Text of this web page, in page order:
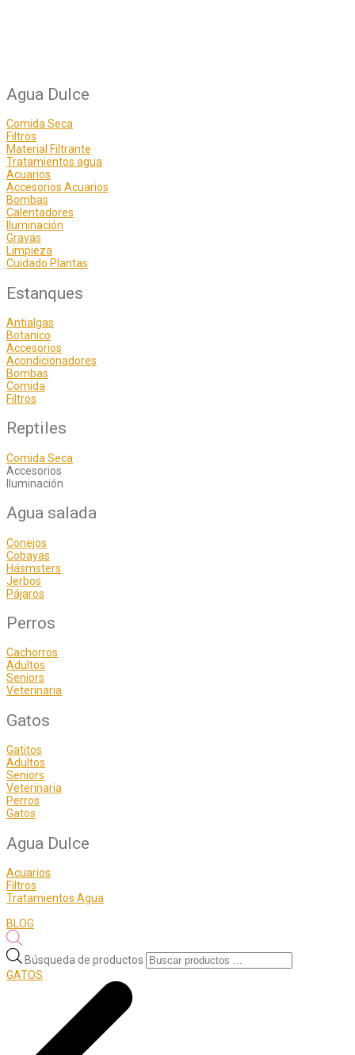
Agua Dulce
Comida Seca
Filtros
Material Filtrante
Tratamientos agua
Acuarios
Accesorios Acuarios
Bombas
Calentadores
Iluminación
Gravas
Limpieza
Cuidado Plantas
Estanques
Antialgas
Botanico
Accesorios
Acondicionadores
Bombas
Comida
Filtros
Reptiles
Comida Seca
Accesorios
Iluminación
Agua salada
Conejos
Cobayas
Hásmsters
Jerbos
Pájaros
Perros
Cachorros
Adultos
Seniors
Veterinaria
Gatos
Gatitos
Adultos
Seniors
Veterinaria
Perros
Gatos
Agua Dulce
Acuarios
Filtros
Tratamientos Agua
BLOG
Búsqueda de productos
GATOS